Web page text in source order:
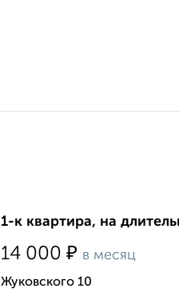
1-к квартира, на
14 000 ₽ в месяц
Жуковского 10